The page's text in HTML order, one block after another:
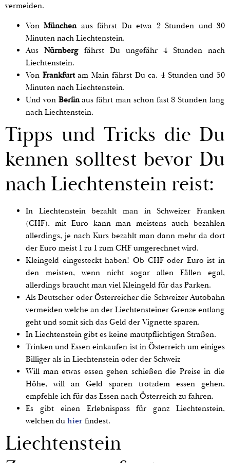
vermeiden.
VonMünchen aus fährst Du etwa 2 Stunden und 30
Minuten nach Liechtenstein.
Aus Nürnberg fährst Du ungefähr 4 Stunden nach
Liechtenstein.
Von Frankfurtam Main fährst Du ca. 4 Stunden und 50
Minuten nach Liechtenstein.
Und von Berlinaus fährt man schon fast 8 Stunden lang
nach Liechtenstein.
Tipps und Tricks die Du
kennen solltest bevor Du
nach Liechtenstein reist:
In Liechtenstein bezahlt man in Schweizer Franken
(CHF), mit Euro kann man meistens auch bezahlen
allerdings, je nach Kurs bezahlt man dann mehr da dort
der Euro meist 1 zu 1 zum CHF umgerechnet wird.
Kleingeld eingesteckt haben! Ob CHF oder Euro ist in
den meisten, wenn nicht sogar allen Fällen egal,
allerdings braucht man viel Kleingeld für das Parken.
Als Deutscher oder Österreicher die Schweizer Autobahn
vermeiden welche an der Liechtensteiner Grenze entlang
geht und somit sich das Geld der Vignette sparen.
In Liechtenstein gibt es keine mautpflichtigen Straßen.
Trinken und Essen einkaufen ist in Österreich um einiges
Billiger als in Liechtenstein oder der Schweiz
Will man etwas essen gehen schießen die Preise in die
Höhe, will an Geld sparen trotzdem essen gehen,
empfehle ich für das Essen nach Österreich zu fahren.
Es gibt einen Erlebnispass für ganz Liechtenstein,
welchen du hier findest.
Liechtenstein